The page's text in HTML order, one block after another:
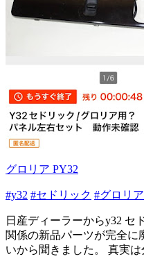
グロリア PY32
#y32 #セドリック #グロリア
日産ディーラーからy32 セ
関係の新品パーツが完全に
いから聞きました。 真実